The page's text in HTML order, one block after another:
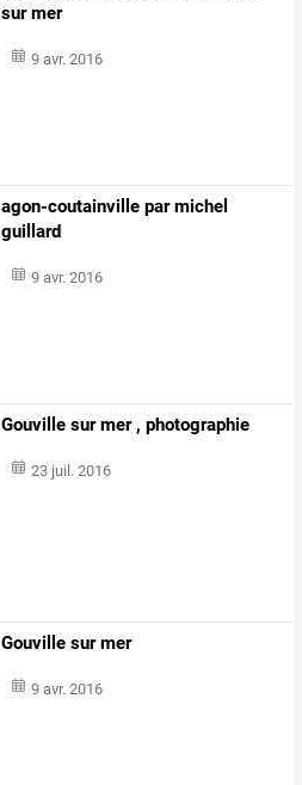
sur mer
9 avr. 2016
agon-coutainville par michel
guillard
9 avr. 2016
Gouville sur mer , photographie
23 juil. 2016
Gouville sur mer
9 avr. 2016